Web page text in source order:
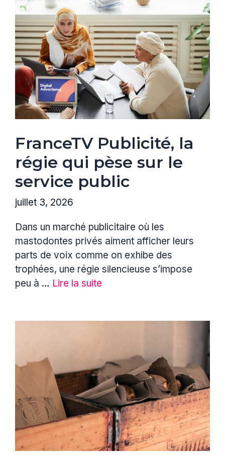
FranceTV Publicité, la
régie qui pèse sur le
service public
juillet 3, 2026
Dans un marché publicitaire où les
mastodontes privés aiment afficher leurs
parts de voix comme on exhibe des
trophées, une régie silencieuse s’impose
peu à … Lire la suite